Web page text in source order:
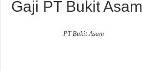
Gaji PT Bukit Asam
PT Bukit Asam